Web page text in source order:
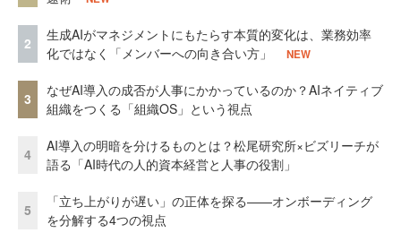
2
生成AIがマネジメントにもたらす本質的変化は、業務効率
化ではなく「メンバーへの向き合い方」
NEW
3
なぜAI導入の成否が人事にかかっているのか？AIネイティブ
組織をつくる「組織OS」という視点
4
AI導入の明暗を分けるものとは？松尾研究所×ビズリーチが
語る「AI時代の人的資本経営と人事の役割」
5
「立ち上がりが遅い」の正体を探る——オンボーディング
を分解する4つの視点